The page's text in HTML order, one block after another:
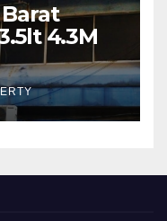
4.3M